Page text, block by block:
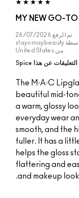
MY NEW GO-
تم الرفع 26/07/2026
slayornaybeauty
من United States
التعليقات عن هذا Spice
The M·A·C
beautiful mid-
a warm, glossy
everyday wear
smooth, and the
fuller. It has a
helps the gloss
flattering and
and makeup